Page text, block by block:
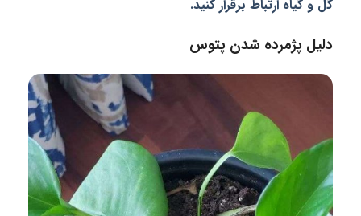
گل و گیاه ارتباط برقرار کنید.
دلیل پژمرده شدن پتوس